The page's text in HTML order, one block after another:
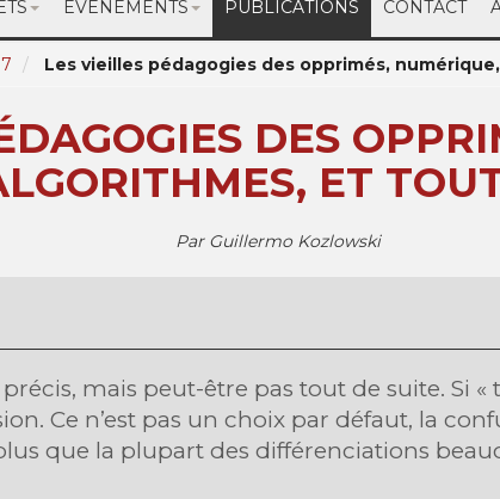
EVÉNEMENTS PUBLICATIONS CONTACT
Les vieilles pédagogies des opprimés,
DES
ET
Par Guillermo Kozlowski
mais peut-être pas tout de suite. Si «
Ce n’est pas un choix par défaut, la
que la plupart des différenciations